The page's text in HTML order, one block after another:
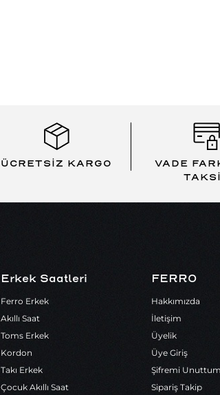
ÜCRETSİZ KARGO
VADE
Erkek Saatleri
Ferro Erkek
Akıllı Saat
Toms Erkek
Kordon
Takı Erkek
Çocuk Akıllı Saat
FERRO
Hakkımızda
İletişim
Üyelik
Üye Giriş
Şifremi Unuttum
Sipariş Takip